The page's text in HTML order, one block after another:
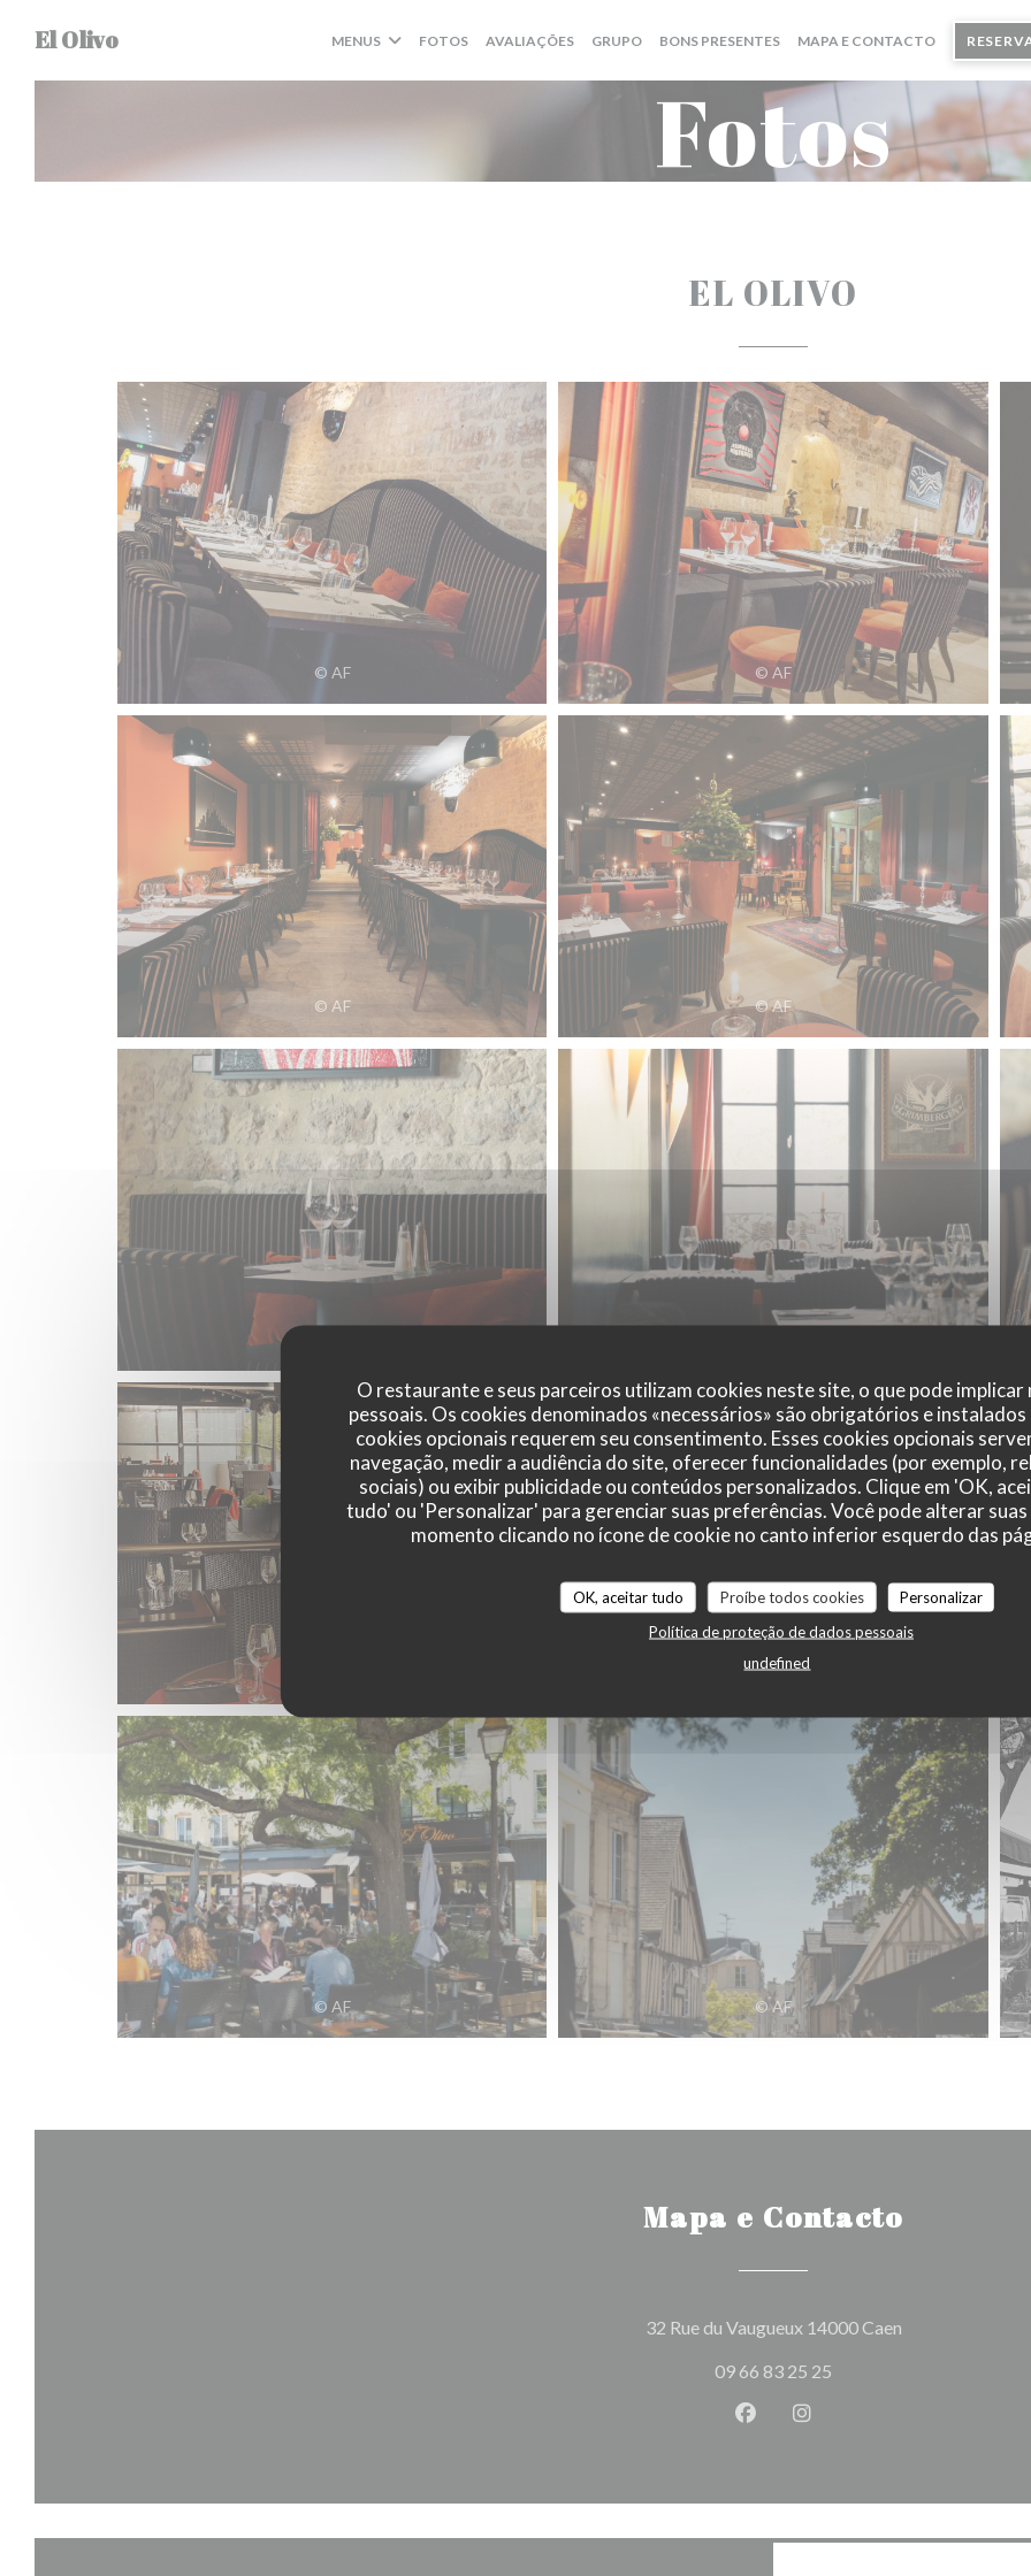
O restaurante e seus parceiros utilizam cookies neste site, o que pode implicar
pessoais. Os cookies denominados «necessários» são obrigatórios e
cookies opcionais requerem seu consentimento. Esses cookies opcionais
navegação, medir a audiência do site, oferecer funcionalidades (por exemplo,
sociais) ou exibir publicidade ou conteúdos personalizados. Clique em 'OK,
tudo' ou 'Personalizar' para gerenciar suas preferências. Você pode alterar
momento clicando no ícone de cookie no canto inferior esquerdo das
OK, aceitar tudo Proíbe todos cookies
Personalizar
Política de proteção de dados pessoais
undefined
El Olivo MENUS FOTOS AVALIAÇÕES GRUPO((ABRE NUMA NOVA JANELA))
BONS PRESENTES((ABRE NUMA NOVA JANELA))
MAPA E CONTACTO
Fotos
EL OLIVO
© AF © AF
© AF © AF
© AF
© AF © AF
Mapa e Contacto
32 Rue du Vaugueux 14000 Caen((abre numa
09 66 83 25 25
Facebook ((abre numa nova
Instagram ((abre numa